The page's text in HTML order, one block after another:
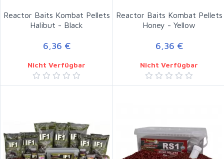
Reactor Baits Kombat Pellets
Halibut - Black
6,36 €
Nicht Verfügbar
Reactor Baits Kombat Pellets
Honey - Yellow
6,36 €
Nicht Verfügbar